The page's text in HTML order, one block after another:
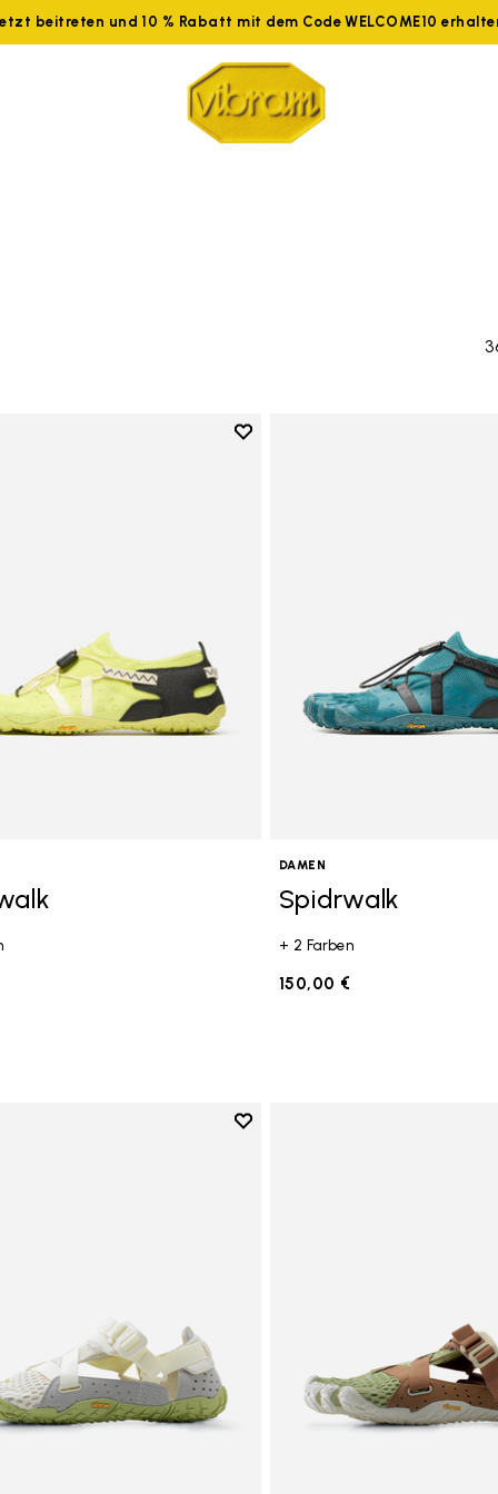
beitreten und 10 % Rabatt mit dem Code WELCOME10
Add to wishlist
DAMEN
Spidrwalk
+ 2 Farben
150,00 €
Add to wishlist